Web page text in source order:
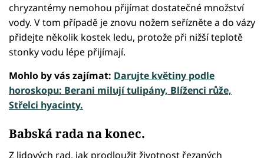
chryzantémy nemohou přijímat dostatečné množství
vody. V tom případě je znovu nožem seřízněte a do vázy
přidejte několik kostek ledu, protože při nižší teplotě
stonky vodu lépe přijímají.
Mohlo by vás zajímat: Darujte květiny podle
horoskopu: Berani milují tulipány, Blíženci růže,
Střelci hyacinty.
Babská rada na konec.
Z lidových rad, jak prodloužit životnost řezaných